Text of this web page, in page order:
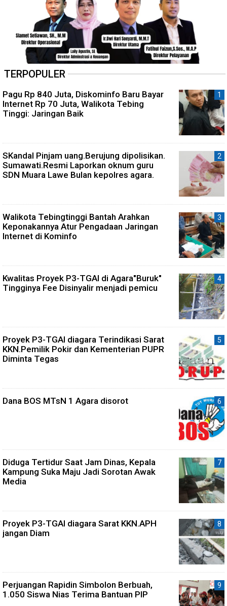
TERPOPULER
Pagu Rp 840 Juta, Diskominfo Baru Bayar
Internet Rp 70 Juta, Walikota Tebing
Tinggi: Jaringan Baik
SKandal Pinjam uang.Berujung dipolisikan.
Sumawati.Resmi Laporkan oknum guru
SDN Muara Lawe Bulan kepolres agara.
Walikota Tebingtinggi Bantah Arahkan
Keponakannya Atur Pengadaan Jaringan
Internet di Kominfo
Kwalitas Proyek P3-TGAI di Agara"Buruk"
Tingginya Fee Disinyalir menjadi pemicu
Proyek P3-TGAI diagara Terindikasi Sarat
KKN.Pemilik Pokir dan Kementerian PUPR
Diminta Tegas
Dana BOS MTsN 1 Agara disorot
Diduga Tertidur Saat Jam Dinas, Kepala
Kampung Suka Maju Jadi Sorotan Awak
Media
Proyek P3-TGAI diagara Sarat KKN.APH
jangan Diam
Perjuangan Rapidin Simbolon Berbuah,
1.050 Siswa Nias Terima Bantuan PIP